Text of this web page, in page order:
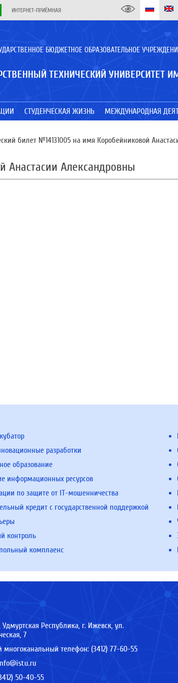
ИНТЕРНЕТ-ПРИЁМНАЯ
БЮДЖЕТНОЕ ОБРАЗОВАТЕЛЬНОЕ
ТЕХНИЧЕСКИЙ УНИВЕРСИТЕТ
СТУДЕНЧЕСКАЯ ЖИЗНЬ МЕЖДУНАРОДНАЯ
билет №14131005 на имя Коробейниковой
Анастасии Александровны
разработки
образование
информационных ресурсов
по защите от IT-мошенничества
кредит с государственной поддержкой
контроль
комплаенс
Удмуртская Республика, г. Ижевск, ул.
7
многоканальный телефон: (3412) 77-60-55
50-40-55